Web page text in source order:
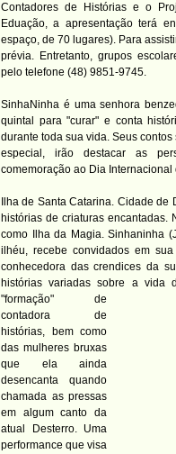
Contadores de Histórias e o
Eduação, a apresentação terá
espaço, de 70 lugares). Para
prévia. Entretanto, grupos
pelo telefone (48) 9851-9745.
SinhaNinha é uma senhora
quintal para "curar" e conta
durante toda sua vida. Seus
especial, irão destacar as
comemoração ao Dia Internacional
Ilha de Santa Catarina. Cidade
histórias de criaturas
como Ilha da Magia. Sinhaninha
ilhéu, recebe convidados em
conhecedora das crendices da
histórias variadas sobre a vida
"formação" de
contadora de
histórias, bem como
das mulheres bruxas
que ela ainda
desencanta quando
chamada as pressas
em algum canto da
atual Desterro. Uma
performance que visa